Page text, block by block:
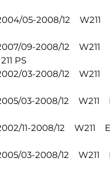
05-2008/12 W211
09-2008/12 W211
PS
03-2008/12 W211
03-2008/12 W211
11-2008/12 W211
03-2008/12 W211